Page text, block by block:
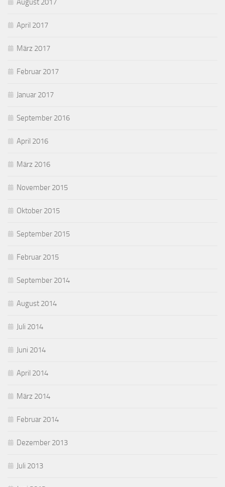
August 2017
April 2017
März 2017
Februar 2017
Januar 2017
September 2016
April 2016
März 2016
November 2015
Oktober 2015
September 2015
Februar 2015
September 2014
August 2014
Juli 2014
Juni 2014
April 2014
März 2014
Februar 2014
Dezember 2013
Juli 2013